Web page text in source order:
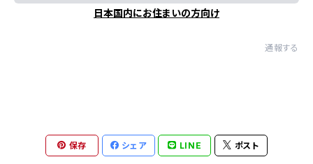
日本国内にお住まいの方向け
通報する
保存 シェア LINE ポスト